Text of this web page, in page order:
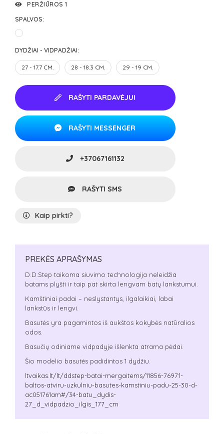
PERŽIŪROS 1
SPALVOS:
DYDŽIAI - VIDPADŽIAI:
27 - 17.7 CM. 28 - 18.3 CM. 29 - 19 CM.
RAŠYTI PARDAVĖJUI
RAŠYTI MESSENGER
+37067161132
RAŠYTI SMS
Kaip pirkti?
PREKĖS APRAŠYMAS
D.D.Step taikoma siuvimo technologija neleidžia
batams plyšti ir taip pat skirta lengvam batų lankstumui.
Kamštiniai padai – neslystantys, ilgalaikiai, labai
lankstūs ir lengvi.
Basutės yra pagamintos iš aukštos kokybės natūralios
odos.
Basučių odiniame vidpadyje išlenkta atrama pėdai.
Šio modelio basutės padidintos 1 dydžiu.
ltvaikas.lt/lt/ddstep-batai-mergaitems/11856-76971-
baltos-atviru-uzkulniu-basutes-kamstiniu-padu-25-30-d-
ac051761am#/34-batu_dydis-
27_d_vidpadzio_ilgis_177_cm